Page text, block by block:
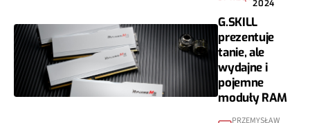
2024
G.SKILL
prezentuje
tanie, ale
wydajne i
pojemne
moduły RAM
PRZEMYSŁAW